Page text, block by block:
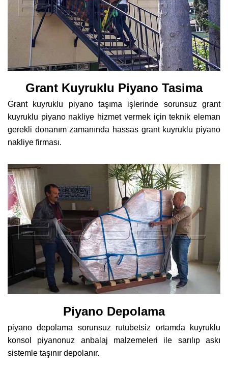
Grant Kuyruklu Piyano Tasima
Grant kuyruklu piyano taşıma işlerinde sorunsuz grant
kuyruklu piyano nakliye hizmet vermek için teknik eleman
gerekli donanım zamanında hassas grant kuyruklu piyano
nakliye firması.
Piyano Depolama
piyano depolama sorunsuz rutubetsiz ortamda kuyruklu
konsol piyanonuz anbalaj malzemeleri ile sarılıp askı
sistemle taşınır depolanır.